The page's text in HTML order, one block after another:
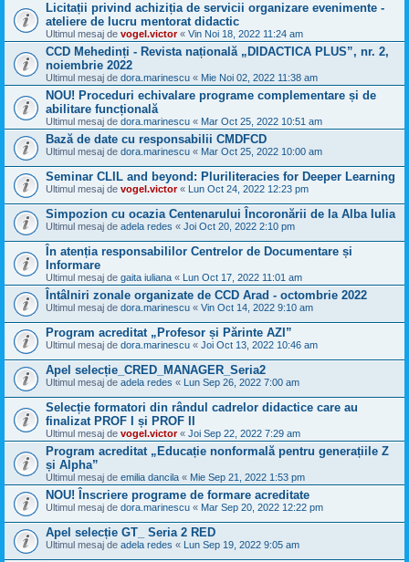
Licitații privind achiziția de servicii organizare evenimente -
ateliere de lucru mentorat didactic
Ultimul mesaj de vogel.victor« Vin Noi 18, 2022 11:24 am
CCD Mehedinți - Revista națională „DIDACTICA PLUS”, nr. 2,
noiembrie 2022
Ultimul mesaj de dora.marinescu « Mie Noi 02, 2022 11:38 am
NOU! Proceduri echivalare programe complementare și de
abilitare funcțională
Ultimul mesaj de dora.marinescu « Mar Oct 25, 2022 10:51 am
Bază de date cu responsabilii CMDFCD
Ultimul mesaj de dora.marinescu « Mar Oct 25, 2022 10:00 am
Seminar CLIL and beyond: Pluriliteracies for Deeper Learning
Ultimul mesaj de vogel.victor« Lun Oct 24, 2022 12:23 pm
Simpozion cu ocazia Centenarului Încoronării de la Alba Iulia
Ultimul mesaj de adela redes « Joi Oct 20, 2022 2:10 pm
În atenția responsabililor Centrelor de Documentare și
Informare
Ultimul mesaj de gaita iuliana « Lun Oct 17, 2022 11:01 am
Întâlniri zonale organizate de CCD Arad - octombrie 2022
Ultimul mesaj de dora.marinescu « Vin Oct 14, 2022 9:10 am
Program acreditat „Profesor și Părinte AZI”
Ultimul mesaj de dora.marinescu « Joi Oct 13, 2022 10:46 am
Apel selecție_CRED_MANAGER_Seria2
Ultimul mesaj de adela redes « Lun Sep 26, 2022 7:00 am
Selecție formatori din rândul cadrelor didactice care au
finalizat PROF I și PROF II
Ultimul mesaj de vogel.victor« Joi Sep 22, 2022 7:29 am
Program acreditat „Educație nonformală pentru generațiile Z
și Alpha”
Ultimul mesaj de emilia dancila « Mie Sep 21, 2022 1:53 pm
NOU! Înscriere programe de formare acreditate
Ultimul mesaj de dora.marinescu « Mar Sep 20, 2022 12:22 pm
Apel selecție GT_ Seria 2 RED
Ultimul mesaj de adela redes « Lun Sep 19, 2022 9:05 am